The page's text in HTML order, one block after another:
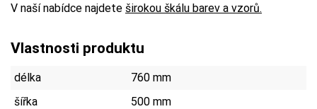
V naší nabídce najdete širokou škálu barev a vzorů.
Vlastnosti produktu
délka
760 mm
šířka
500 mm